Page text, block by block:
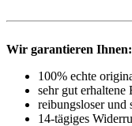
Wir garantieren Ihnen:
100% echte
sehr gut erhaltene
reibungsloser und
14-tägiges